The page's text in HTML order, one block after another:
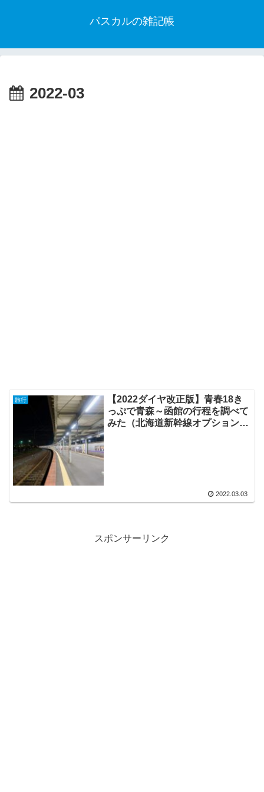
パスカルの雑記帳
2022-03
旅行
【2022ダイヤ改正版】青春18き
っぷで青森～函館の行程を調べて
みた（北海道新幹線オプション
2022.03.03
スポンサーリンク